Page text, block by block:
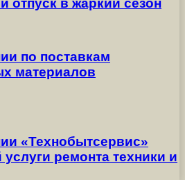
отпуск в жаркий сезон
по поставкам
материалов
«Технобытсервис»
ремонта техники и